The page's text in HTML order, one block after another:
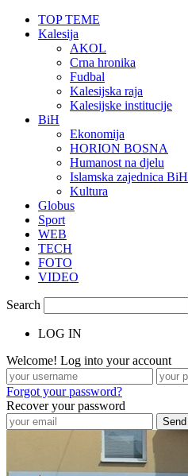
TOP TEME
Kalesija
AKOL
Crna hronika
Fudbal
Kalesijska raja
Kalesijske institucije
BiH
Ekonomija
HORION BOSNA
Humanost na djelu
Islamska zajednica BiH
Kultura
Globus
Sport
WEB
TECH
FOTO
VIDEO
Search
LOG IN
Welcome! Log into your account
Forgot your password?
Recover your password